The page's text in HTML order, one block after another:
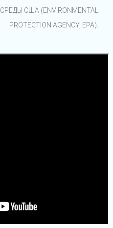
СРЕДЫ США (ENVIRONMENTAL
PROTECTION AGENCY, EPA).